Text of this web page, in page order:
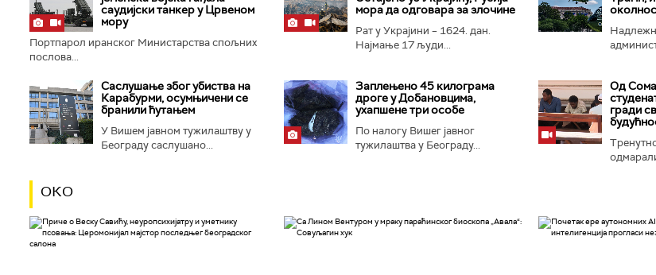
саудијски танкер у Црвеном
мору
Портпарол иранског Министарства спољних
послова...
мора да одговара за злочине
Рат у Украјини – 1624. дан.
Најмање 17 људи...
Саслушање због убиства на
Карабурми, осумњичени се
бранили ћутањем
У Вишем јавном тужилаштву у
Београду саслушано...
Заплењено 45 килограма
дроге у Добановцима,
ухапшене три особе
По налогу Вишег јавног
тужилаштва у Београду...
Од
гради
ОКО